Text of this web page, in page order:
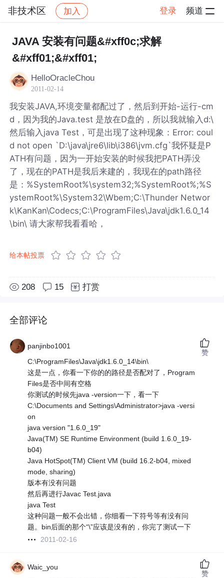
非技术区 加入 登录 频道
社区 非技术区 帖子详情
JAVA 安装有问题&#xff0c;求解
&#xff01;&#xff01;
HelloOracleChou
2011-02-14
我安装JAVA,环境变量都配过了，然后到开始-运行-cm
d，因为我的Java.test 是放在D盘的，所以我就输入d:\
然后输入java Test，可是出现了这种现象：Error: coul
d not open `D:\java\jre6\lib\i386\jvm.cfg`我怀疑是P
ATH有问题，因为一开始安装的时候我把PATH弄没
了，现在的PATH是我后来建的，我现在的path路径
是：%SystemRoot%\system32;%SystemRoot%;%S
ystemRoot%\System32\Wbem;C:\Thunder Networ
k\KanKan\Codecs;C:\ProgramFiles\Java\jdk1.6.0_14
\bin\ 请大家帮我看看哈，
给本帖投票
208 15 打赏
全部评论
panjinbo1001
C:\ProgramFiles\Java\jdk1.6.0_14\bin\
这是一点，你看一下你的的路径是否配对了，Program
Files是否中间有空格
你测试的时候先java -version一下，看一下
C:\Documents and Settings\Administrator>java -versi
on
java version "1.6.0_19"
Java(TM) SE Runtime Environment (build 1.6.0_19-
b04)
Java HotSpot(TM) Client VM (build 16.2-b04, mixed
mode, sharing)
版本有没有问题
然后再进行Javac Test.java
java Test
这种问题一般不会出错，你细看一下符号等有没有问
题。bin后面的那个“\”应该是没有的，你完了测试一下
2011-02-16
赞
Waic_you
赞